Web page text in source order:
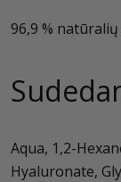
96,9 %
Aqua, 1,2-
Hyaluronate,